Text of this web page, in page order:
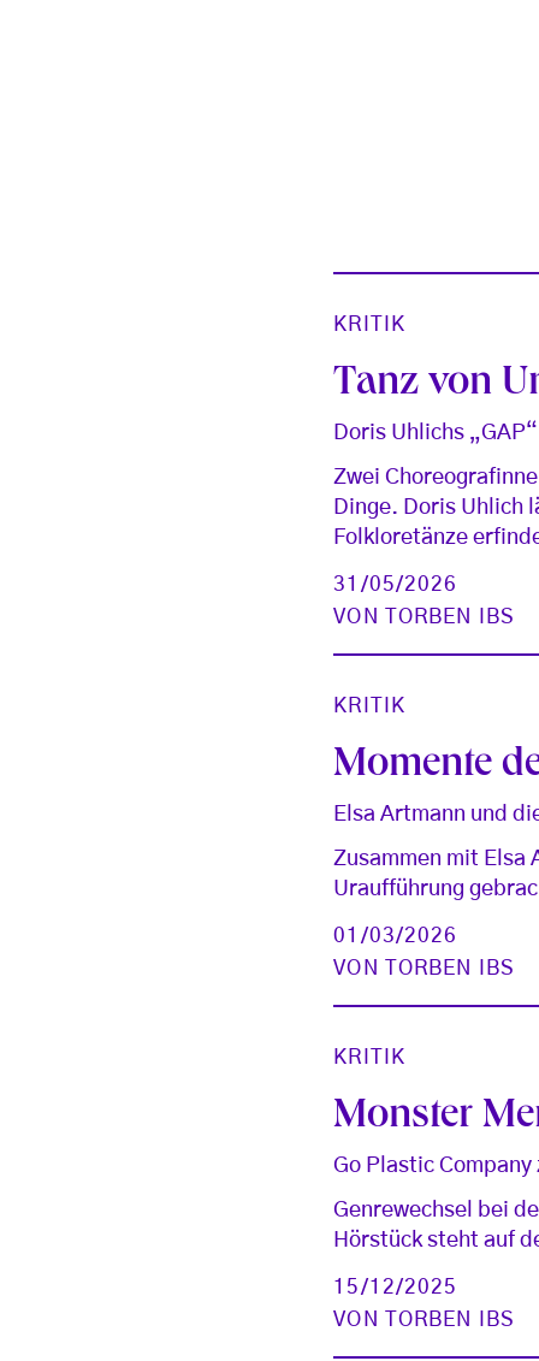
KRITIK
Tanz von
Doris Uhlichs
Zwei
Dinge. Doris Uhlich
Folkloretänze
31/05/2026
VON
TORBEN IBS
KRITIK
Momente
Elsa Artmann und
Zusammen mit Elsa
Uraufführung
01/03/2026
VON
TORBEN IBS
KRITIK
Monster
Go Plastic
Genrewechsel bei
Hörstück steht auf
15/12/2025
VON
TORBEN IBS